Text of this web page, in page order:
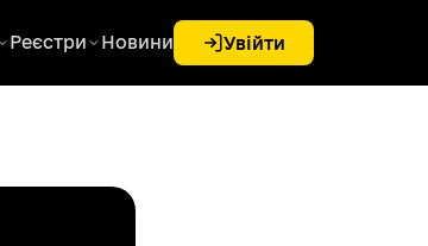
Реєстри Новини Увійти